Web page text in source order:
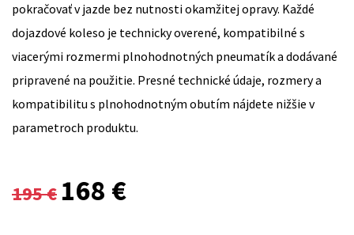
pokračovať v jazde bez nutnosti okamžitej opravy. Každé
dojazdové koleso je technicky overené, kompatibilné s
viacerými rozmermi plnohodnotných pneumatík a dodávané
pripravené na použitie. Presné technické údaje, rozmery a
kompatibilitu s plnohodnotným obutím nájdete nižšie v
parametroch produktu.
195€
Original
168 €